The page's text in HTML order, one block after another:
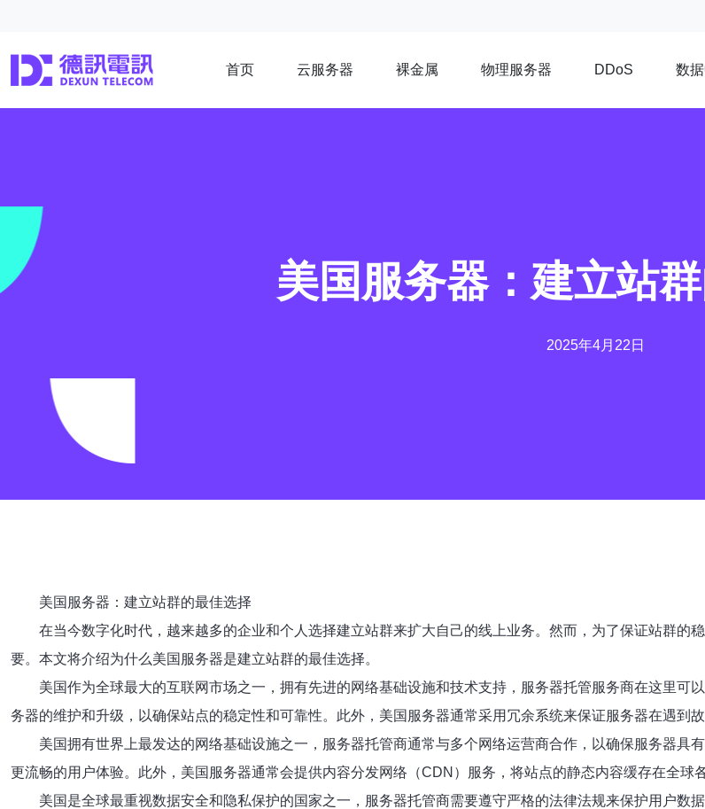
首页 云服务器 裸金属 物理服务器 DDoS 数
美国服务器：建立站
2025年4月22日
美国服务器：建立站群的最佳选择
在当今数字化时代，越来越多的企业和个人选择建立站群来扩大自己的线上业务。然而，为了保证站群的
要。本文将介绍为什么美国服务器是建立站群的最佳选择。
美国作为全球最大的互联网市场之一，拥有先进的网络基础设施和技术支持，服务器托管服务商在这里可
务器的维护和升级，以确保站点的稳定性和可靠性。此外，美国服务器通常采用冗余系统来保证服务器在遇到
美国拥有世界上最发达的网络基础设施之一，服务器托管商通常与多个网络运营商合作，以确保服务器具
更流畅的用户体验。此外，美国服务器通常会提供内容分发网络（CDN）服务，将站点的静态内容缓存在全球
美国是全球最重视数据安全和隐私保护的国家之一，服务器托管商需要遵守严格的法律法规来保护用户